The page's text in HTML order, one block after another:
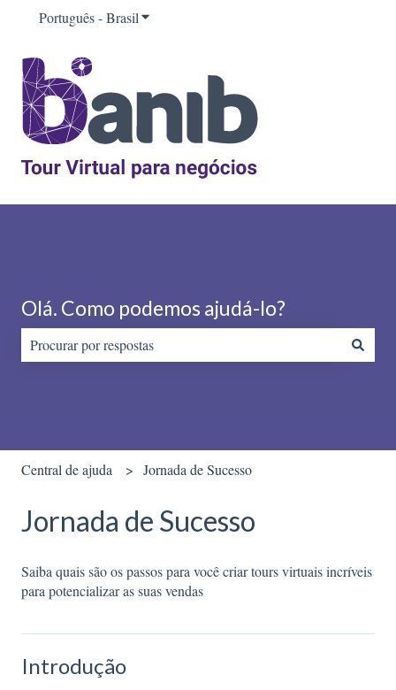
Português - BrasilMostrar submenu para traduções
Olá. Como podemos ajudá-lo?
Central de ajuda Jornada de Sucesso
Jornada de Sucesso
Saiba quais são os passos para você criar tours virtuais incríveis
para potencializar as suas vendas
Introdução